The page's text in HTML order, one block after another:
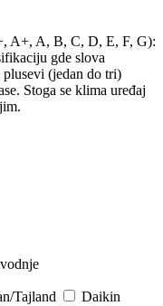
A+, A, B, C, D, E, F, G):
gde slova
plusevi (jedan do tri)
Stoga se klima uređaj
Tajland
Daikin